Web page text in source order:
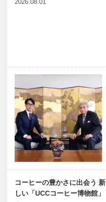
2026.08.01
コーヒーの豊かさに出会う 新
しい「UCCコーヒー博物館」